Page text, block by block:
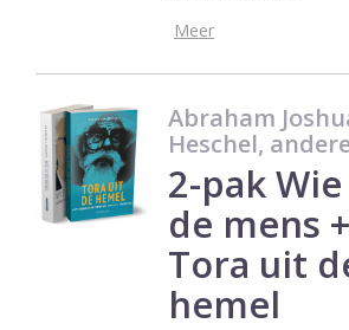
Meer
Abraham
Heschel,
2-pak
de mens +
Tora uit
hemel